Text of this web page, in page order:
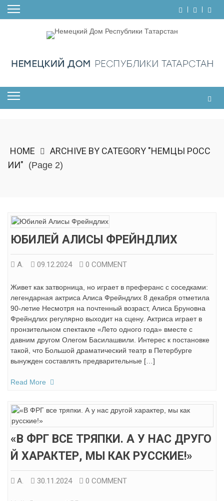
Skip
HOME
ARCHIVE BY CATEGORY "НЕМЦЫ РОСС
ИИ" (Page 2)
ЮБИЛЕЙ АЛИСЫ ФРЕЙНДЛИХ
А. 09.12.2024 0 COMMENT
Живет как затворница, но играет в преферанс с соседками:
легендарная актриса Алиса Фрейндлих 8 декабря отметила
90-летие Несмотря на почтенный возраст, Алиса Бруновна
Фрейндлих регулярно выходит на сцену. Актриса играет в
пронзительном спектакле «Лето одного года» вместе с
давним другом Олегом Басилашвили. Интерес к постановке
такой, что Большой драматический театр в Петербурге
вынужден составлять предварительные […]
Read More
«В ФРГ ВСЕ ТРЯПКИ. А У НАС ДРУГО
Й ХАРАКТЕР, МЫ КАК РУССКИЕ!»
А. 30.11.2024 0 COMMENT